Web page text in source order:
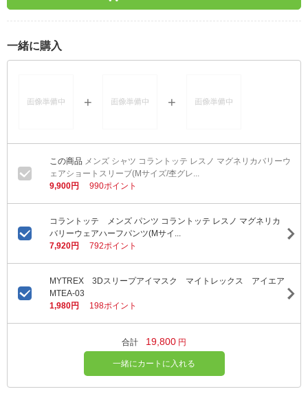
一緒に購入
メンズ シャツ コラントッテ レスノ マグネリカバリーウ
ェアショートスリーブ(Mサイズ/杢グレ...
9,900円
990ポイント
コラントッテ メンズ パンツ コラントッテ レスノ マグネリカ
バリーウェアハーフパンツ(Mサイ...
7,920円
792ポイント
MYTREX 3Dスリープアイマスク マイトレックス アイエア
MTEA-03
1,980円
198ポイント
合計 19,800 円
一緒にカートに入れる